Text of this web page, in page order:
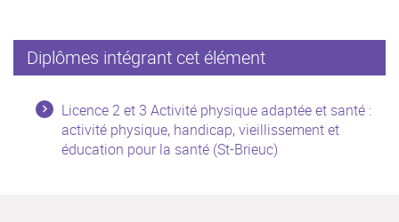
Diplômes intégrant cet élément
Licence 2 et 3 Activité physique adaptée et santé :
activité physique, handicap, vieillissement et
éducation pour la santé (St-Brieuc)